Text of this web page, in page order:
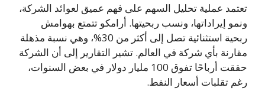
تعتمد عملية تحليل السهم على فهم عميق لعوائد الشركة،
ونمو إيراداتها، ونسب ربحيتها. أرامكو تتمتع بهوامش
ربحية استثنائية تصل إلى أكثر من 30%، وهي نسبة مذهلة
مقارنة بأي شركة في العالم. تشير التقارير إلى أن الشركة
حققت أرباحًا تفوق 100 مليار دولار في بعض السنوات،
رغم تقلبات أسعار النفط.